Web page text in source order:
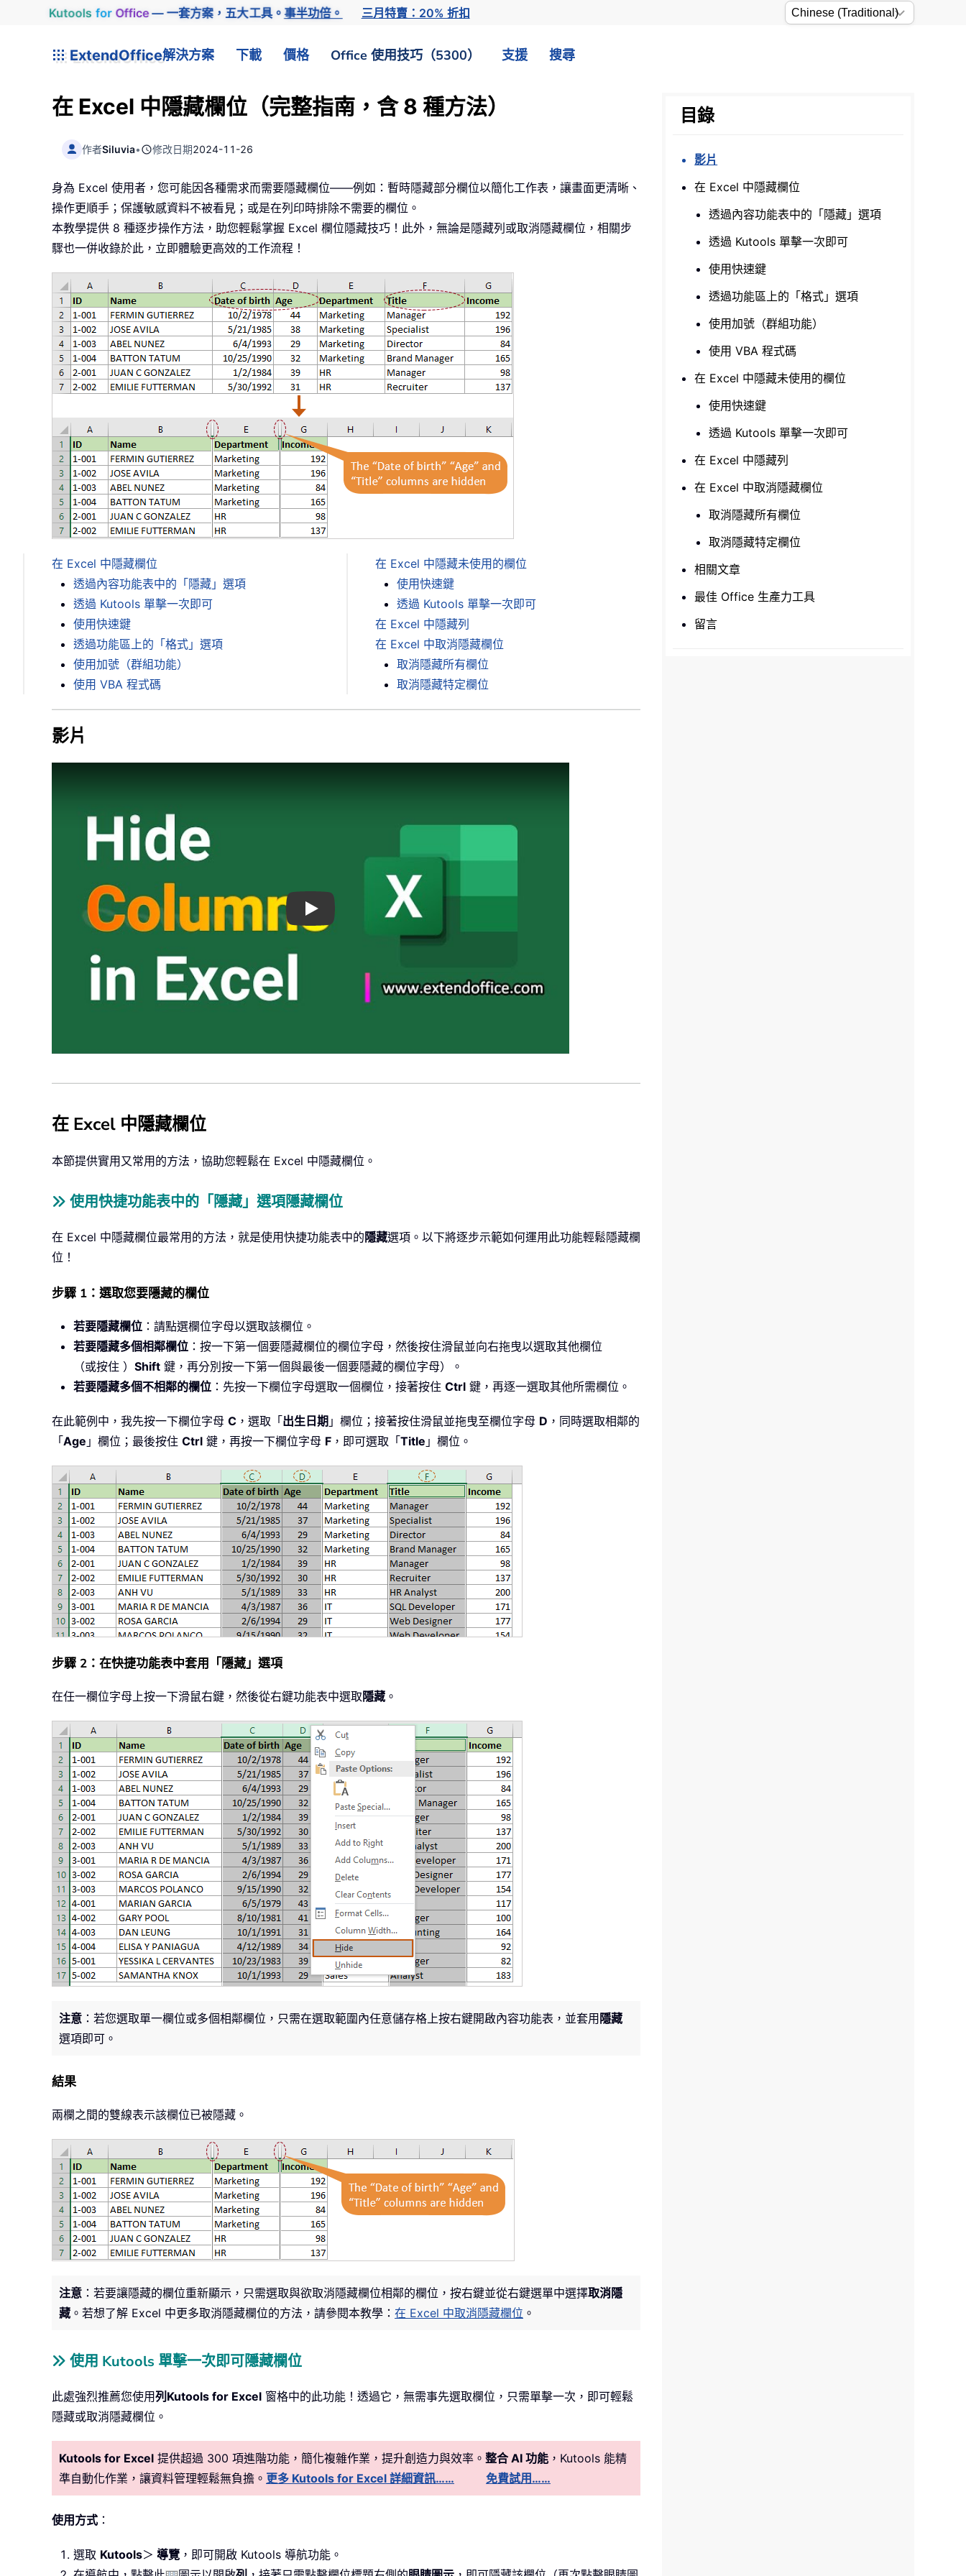
Kutools for Office— 一套方案，五大工具。事半功倍。 三月特賣：20% 折扣
ExtendOffice解決方案 下載 價格 Office 使用技巧（5300） 支援 搜尋
在 Excel 中隱藏欄位（完整指南，含 8 種方法）
作者Siluvia• 修改日期2024-11-26
身為 Excel 使用者，您可能因各種需求而需要隱藏欄位——例如：暫時隱藏部分欄位以簡化工作表，讓畫面更清晰、
操作更順手；保護敏感資料不被看見；或是在列印時排除不需要的欄位。
本教學提供 8 種逐步操作方法，助您輕鬆掌握 Excel 欄位隱藏技巧！此外，無論是隱藏列或取消隱藏欄位，相關步
驟也一併收錄於此，立即體驗更高效的工作流程！
在 Excel 中隱藏欄位
透過內容功能表中的「隱藏」選項
透過 Kutools 單擊一次即可
使用快速鍵
透過功能區上的「格式」選項
使用加號（群組功能）
使用 VBA 程式碼
在 Excel 中隱藏未使用的欄位
使用快速鍵
透過 Kutools 單擊一次即可
在 Excel 中隱藏列
在 Excel 中取消隱藏欄位
取消隱藏所有欄位
取消隱藏特定欄位
影片
Play
在 Excel 中隱藏欄位
本節提供實用又常用的方法，協助您輕鬆在 Excel 中隱藏欄位。
使用快捷功能表中的「隱藏」選項隱藏欄位
在 Excel 中隱藏欄位最常用的方法，就是使用快捷功能表中的 隱藏選項。以下將逐步示範如何運用此功能輕鬆隱藏欄
位！
步驟 1：選取您要隱藏的欄位
若要隱藏欄位 ：請點選欄位字母以選取該欄位。
若要隱藏多個相鄰欄位 ：按一下第一個要隱藏欄位的欄位字母，然後按住滑鼠並向右拖曳以選取其他欄位
（或按住 ） Shift 鍵，再分別按一下第一個與最後一個要隱藏的欄位字母）。
若要隱藏多個不相鄰的欄位 ：先按一下欄位字母選取一個欄位，接著按住 Ctrl 鍵，再逐一選取其他所需欄位。
在此範例中，我先按一下欄位字母 C ，選取「出生日期 」欄位；接著按住滑鼠並拖曳至欄位字母 D ，同時選取相鄰的
「Age 」欄位；最後按住 Ctrl 鍵，再按一下欄位字母 F ，即可選取「Title 」欄位。
步驟 2：在快捷功能表中套用「隱藏」選項
在任一欄位字母上按一下滑鼠右鍵，然後從右鍵功能表中選取 隱藏 。
注意 ：若您選取單一欄位或多個相鄰欄位，只需在選取範圍內任意儲存格上按右鍵開啟內容功能表，並套用 隱藏
選項即可。
結果
兩欄之間的雙線表示該欄位已被隱藏。
注意 ：若要讓隱藏的欄位重新顯示，只需選取與欲取消隱藏欄位相鄰的欄位，按右鍵並從右鍵選單中選擇取消隱
藏 。若想了解 Excel 中更多取消隱藏欄位的方法，請參閱本教學： 在 Excel 中取消隱藏欄位 。
使用 Kutools 單擊一次即可隱藏欄位
此處強烈推薦您使用列 Kutools for Excel 窗格中的此功能！透過它，無需事先選取欄位，只需單擊一次，即可輕鬆
隱藏或取消隱藏欄位。
Kutools for Excel 提供超過 300 項進階功能，簡化複雜作業，提升創造力與效率。 整合 AI 功能 ，Kutools 能精
準自動化作業，讓資料管理輕鬆無負擔。 更多 Kutools for Excel 詳細資訊…… 免費試用……
使用方式 ：
選取 Kutools＞ 導覽 ，即可開啟 Kutools 導航功能。
目錄
影片
在 Excel 中隱藏欄位
透過內容功能表中的「隱藏」選項
透過 Kutools 單擊一次即可
使用快速鍵
透過功能區上的「格式」選項
使用加號（群組功能）
使用 VBA 程式碼
在 Excel 中隱藏未使用的欄位
使用快速鍵
透過 Kutools 單擊一次即可
在 Excel 中隱藏列
在 Excel 中取消隱藏欄位
取消隱藏所有欄位
取消隱藏特定欄位
相關文章
最佳 Office 生產力工具
留言